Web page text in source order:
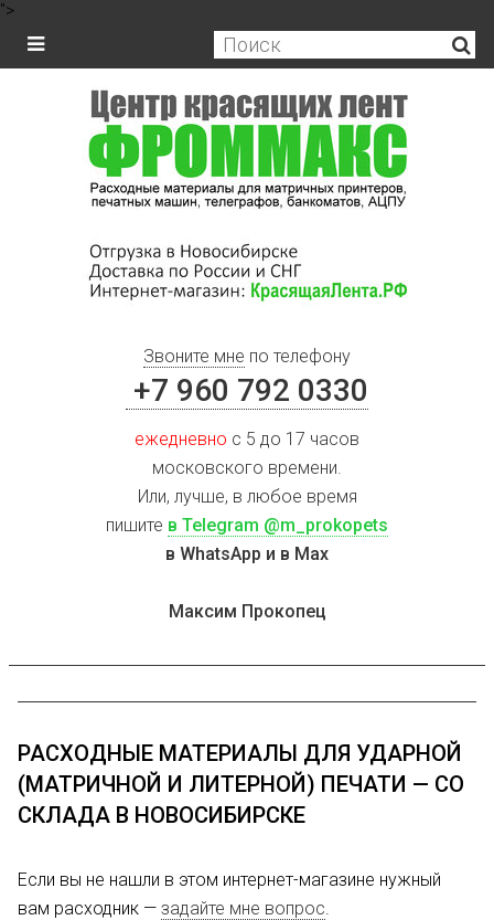
">
Звоните мне по телефону
+7 960 792 0330
ежедневно с 5 до 17 часов
московского времени.
Или, лучше, в любое время
пишите в Telegram @m_prokopets
в WhatsApp и в Max
Максим Прокопец
РАСХОДНЫЕ МАТЕРИАЛЫ ДЛЯ УДАРНОЙ
(МАТРИЧНОЙ И ЛИТЕРНОЙ) ПЕЧАТИ — СО
СКЛАДА В НОВОСИБИРСКЕ
Если вы не нашли в этом интернет-магазине нужный
вам расходник — задайте мне вопрос.